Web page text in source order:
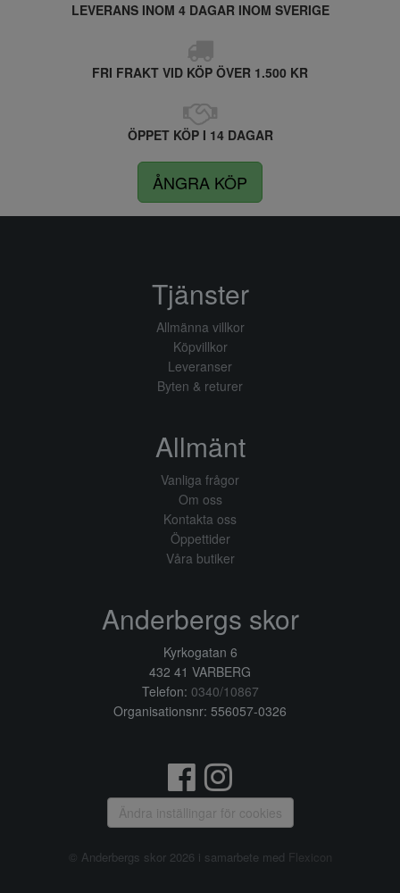
LEVERANS INOM 4 DAGAR INOM SVERIGE
FRI FRAKT VID KÖP ÖVER 1.500 KR
ÖPPET KÖP I 14 DAGAR
ÅNGRA KÖP
Tjänster
Allmänna villkor
Köpvillkor
Leveranser
Byten & returer
Allmänt
Vanliga frågor
Om oss
Kontakta oss
Öppettider
Våra butiker
Anderbergs skor
Kyrkogatan 6
432 41 VARBERG
Telefon: 0340/10867
Organisationsnr: 556057-0326
Ändra inställingar för cookies
© Anderbergs skor 2026 i samarbete med Flexicon